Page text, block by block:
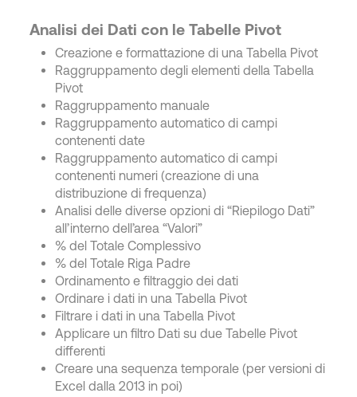
Analisi dei Dati con le Tabelle Pivot
Creazione e formattazione di una Tabella Pivot
Raggruppamento degli elementi della Tabella
Pivot
Raggruppamento manuale
Raggruppamento automatico di campi
contenenti date
Raggruppamento automatico di campi
contenenti numeri (creazione di una
distribuzione di frequenza)
Analisi delle diverse opzioni di “Riepilogo Dati”
all’interno dell’area “Valori”
% del Totale Complessivo
% del Totale Riga Padre
Ordinamento e filtraggio dei dati
Ordinare i dati in una Tabella Pivot
Filtrare i dati in una Tabella Pivot
Applicare un filtro Dati su due Tabelle Pivot
differenti
Creare una sequenza temporale (per versioni di
Excel dalla 2013 in poi)